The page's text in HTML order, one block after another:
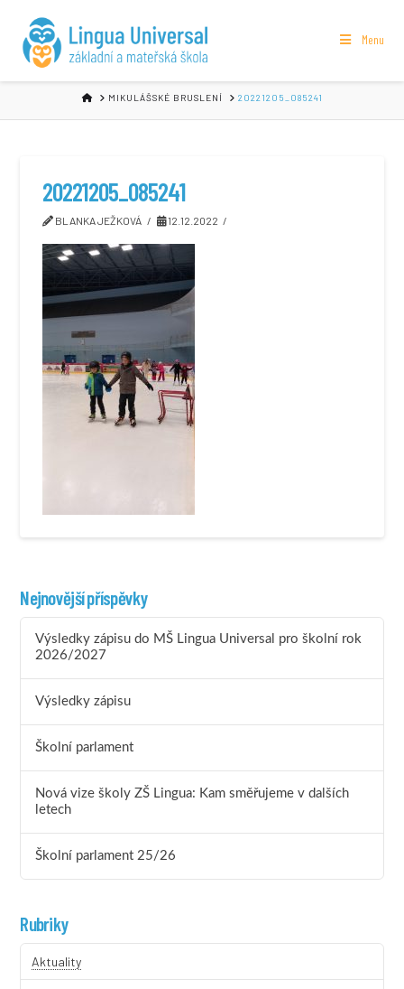
Menu
HOMEMIKULÁŠSKÉ BRUSLENÍ 20221205_085241
20221205_085241
BLANKA JEŽKOVÁ 12.12.2022
Nejnovější příspěvky
Výsledky zápisu do MŠ Lingua Universal pro školní rok
2026/2027
Výsledky zápisu
Školní parlament
Nová vize školy ZŠ Lingua: Kam směřujeme v dalších
letech
Školní parlament 25/26
Rubriky
Aktuality